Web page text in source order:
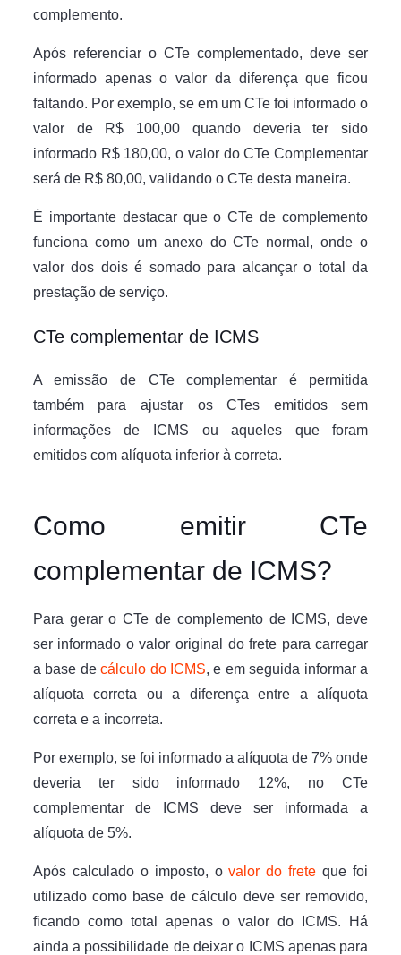
complemento.
Após referenciar o CTe complementado, deve ser
informado apenas o valor da diferença que ficou
faltando. Por exemplo, se em um CTe foi informado o
valor de R$ 100,00 quando deveria ter sido
informado R$ 180,00, o valor do CTe Complementar
será de R$ 80,00, validando o CTe desta maneira.
É importante destacar que o CTe de complemento
funciona como um anexo do CTe normal, onde o
valor dos dois é somado para alcançar o total da
prestação de serviço.
CTe complementar de ICMS
A emissão de CTe complementar é permitida
também para ajustar os CTes emitidos sem
informações de ICMS ou aqueles que foram
emitidos com alíquota inferior à correta.
Como emitir CTe
complementar de ICMS?
Para gerar o CTe de complemento de ICMS, deve
ser informado o valor original do frete para carregar
a base decálculo do ICMS, e em seguida informar a
alíquota correta ou a diferença entre a alíquota
correta e a incorreta.
Por exemplo, se foi informado a alíquota de 7% onde
deveria ter sido informado 12%, no CTe
complementar de ICMS deve ser informada a
alíquota de 5%.
Após calculado o imposto, ovalor do frete que foi
utilizado como base de cálculo deve ser removido,
ficando como total apenas o valor do ICMS. Há
ainda a possibilidade de deixar o ICMS apenas para